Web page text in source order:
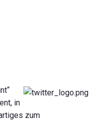
in
zum